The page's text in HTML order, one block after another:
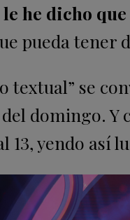
he dicho
pueda tener
textual” se
domingo. Y
13, yendo así